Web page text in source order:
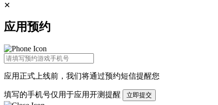
✕
应用预约
应用正式上线前，我们将通过预约短信提醒您
填写的手机号仅用于应用开测提醒 立即提交